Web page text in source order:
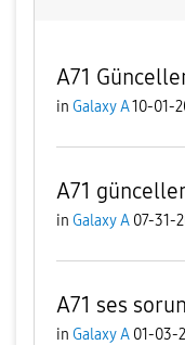
A71
in Galaxy A10-01-
A71
in Galaxy A 07-31-
A71 ses
in Galaxy A 01-03-